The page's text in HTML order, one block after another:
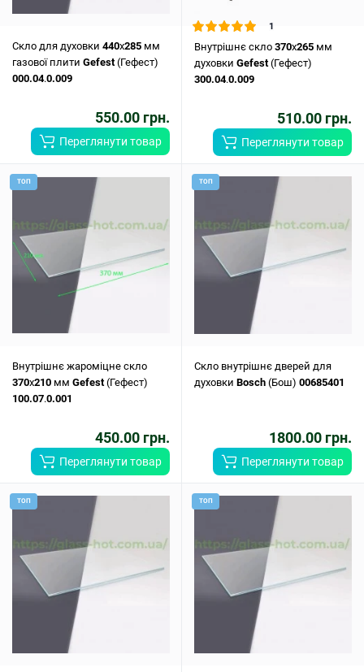
Скло для духовки 440x285 мм
газової плити Gefest(Гефест)
000.04.0.009
550.00 грн.
Переглянути товар
1
Внутрішнє скло 370x265 мм
духовки Gefest(Гефест)
300.04.0.009
510.00 грн.
Переглянути товар
ТОП
Внутрішнє жароміцне скло
370x210 мм Gefest(Гефест)
100.07.0.001
450.00 грн.
Переглянути товар
ТОП
Скло внутрішнє дверей для
духовки Bosch (Бош) 00685401
1800.00 грн.
Переглянути товар
ТОП ТОП